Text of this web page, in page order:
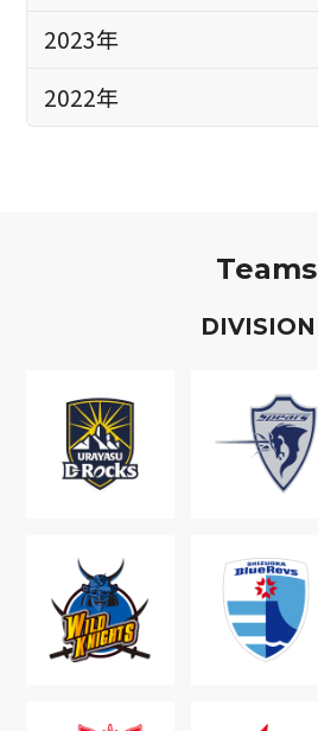
2023年
2022年
Teams
DIVISION